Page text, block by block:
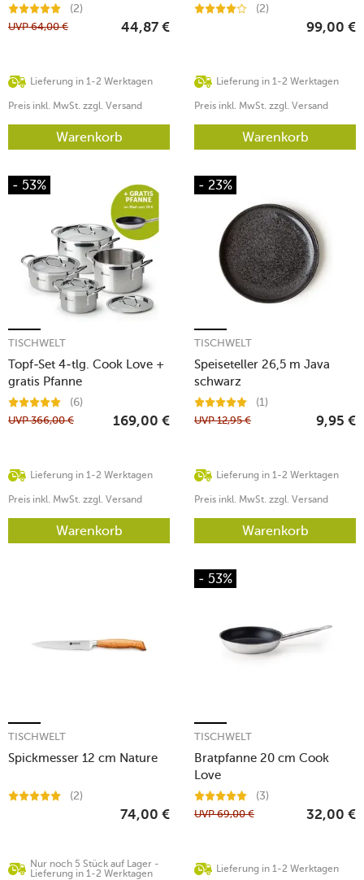
(2)
Lieferung in 1-2 Werktagen
UVP64,00 € 44,87 €
Preis inkl. MwSt. zzgl. Versand
Warenkorb
(2)
Lieferung in 1-2 Werktagen
99,00 €
Preis inkl. MwSt. zzgl. Versand
Warenkorb
- 53%
Topf-Set 4-tlg. Cook Love +
gratis Pfanne
TISCHWELT
(6)
Lieferung in 1-2 Werktagen
UVP366,00 € 169,00 €
Preis inkl. MwSt. zzgl. Versand
Warenkorb
- 23%
Speiseteller 26,5 m Java
schwarz
TISCHWELT
(1)
Lieferung in 1-2 Werktagen
UVP12,95 € 9,95 €
Preis inkl. MwSt. zzgl. Versand
Warenkorb
Spickmesser 12 cm Nature
TISCHWELT
(2)
Nur noch 5 Stück auf Lager -
Lieferung in 1-2 Werktagen
74,00 €
- 53%
Bratpfanne 20 cm Cook
Love
TISCHWELT
(3)
Lieferung in 1-2 Werktagen
UVP69,00 € 32,00 €